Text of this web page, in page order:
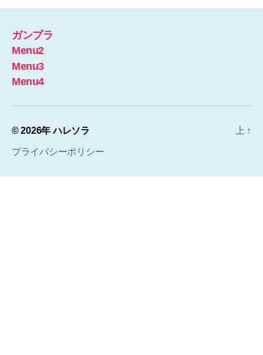
ガンプラ
Menu2
Menu3
Menu4
© 2026年ハレソラ
プライバシーポリシー
上 ↑